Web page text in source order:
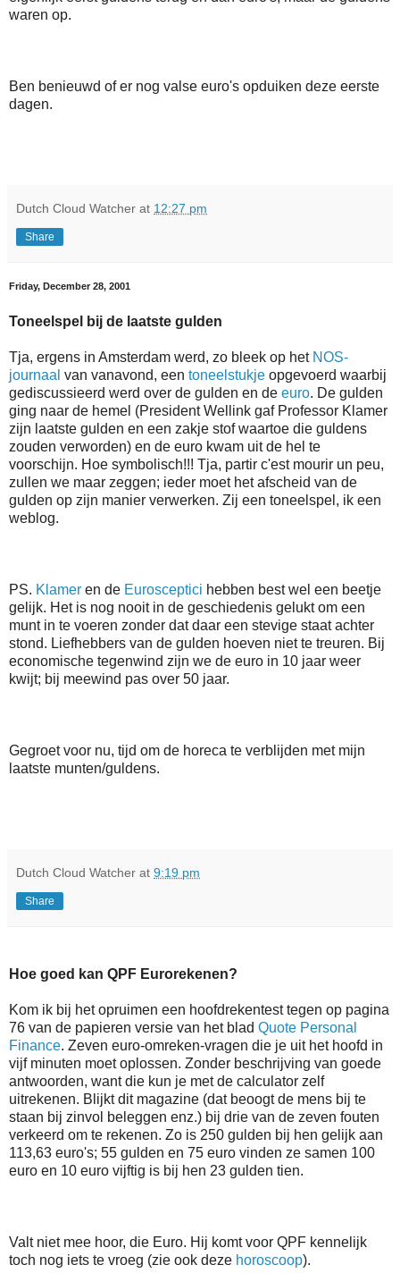
waren op.
Ben benieuwd of er nog valse euro's opduiken deze eerste
dagen.
Dutch Cloud Watcher at 12:27 pm
Share
Friday, December 28, 2001
Toneelspel bij de laatste gulden
Tja, ergens in Amsterdam werd, zo bleek op het NOS-
journaal van vanavond, een toneelstukje opgevoerd waarbij
gediscussieerd werd over de gulden en de euro. De gulden
ging naar de hemel (President Wellink gaf Professor Klamer
zijn laatste gulden en een zakje stof waartoe die guldens
zouden verworden) en de euro kwam uit de hel te
voorschijn. Hoe symbolisch!!! Tja, partir c'est mourir un peu,
zullen we maar zeggen; ieder moet het afscheid van de
gulden op zijn manier verwerken. Zij een toneelspel, ik een
weblog.
PS. Klamer en de Eurosceptici hebben best wel een beetje
gelijk. Het is nog nooit in de geschiedenis gelukt om een
munt in te voeren zonder dat daar een stevige staat achter
stond. Liefhebbers van de gulden hoeven niet te treuren. Bij
economische tegenwind zijn we de euro in 10 jaar weer
kwijt; bij meewind pas over 50 jaar.
Gegroet voor nu, tijd om de horeca te verblijden met mijn
laatste munten/guldens.
Dutch Cloud Watcher at 9:19 pm
Share
Hoe goed kan QPF Eurorekenen?
Kom ik bij het opruimen een hoofdrekentest tegen op pagina
76 van de papieren versie van het blad Quote Personal
Finance. Zeven euro-omreken-vragen die je uit het hoofd in
vijf minuten moet oplossen. Zonder beschrijving van goede
antwoorden, want die kun je met de calculator zelf
uitrekenen. Blijkt dit magazine (dat beoogt de mens bij te
staan bij zinvol beleggen enz.) bij drie van de zeven fouten
verkeerd om te rekenen. Zo is 250 gulden bij hen gelijk aan
113,63 euro's; 55 gulden en 75 euro vinden ze samen 100
euro en 10 euro vijftig is bij hen 23 gulden tien.
Valt niet mee hoor, die Euro. Hij komt voor QPF kennelijk
toch nog iets te vroeg (zie ook deze horoscoop).